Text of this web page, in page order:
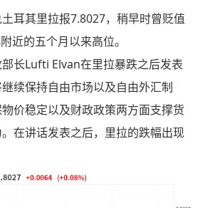
耳其里拉报7.8027，稍早时曾贬值
近的五个月以来高位。
长Lufti Elvan在里拉暴跌之后发表
续保持自由市场以及自由外汇制
价稳定以及财政政策两方面支撑货
在讲话发表之后，里拉的跌幅出现